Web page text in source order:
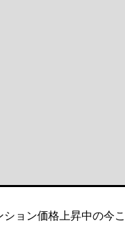
ション価格上昇中の今こ